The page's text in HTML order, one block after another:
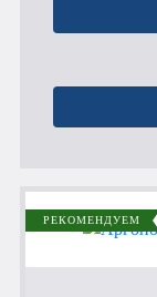
РЕКОМЕНДУЕМ